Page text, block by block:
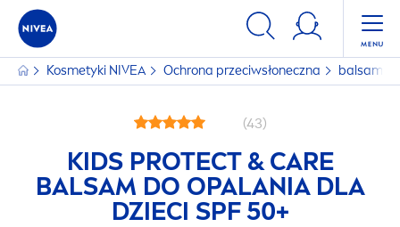
Kosmetyki NIVEA Ochrona przeciwsłoneczna
(43)
KIDS PROTECT&CARE
BALSAM DO OPALANIA DLA
DZIECI SPF 50+